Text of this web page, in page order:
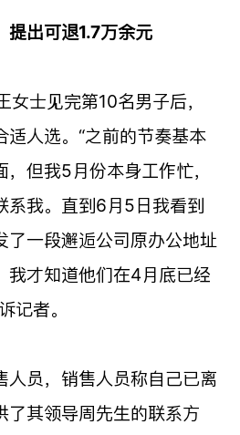
提出可退1.7万余元
士见完第10名男子后，
适人选。“之前的节奏基本
，但我5月份本身工作忙，
系我。直到6月5日我看到
了一段邂逅公司原办公地址
我才知道他们在4月底已经
记者。
人员，销售人员称自己已离
了其领导周先生的联系方